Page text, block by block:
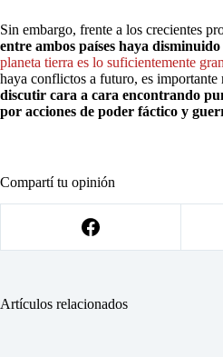
Sin embargo, frente a los crecientes
entre ambos países haya
planeta tierra es lo suficientemente
haya conflictos a futuro, es importante
discutir cara a cara encontrando
por acciones de poder fáctico y
Compartí tu opinión
Artículos relacionados